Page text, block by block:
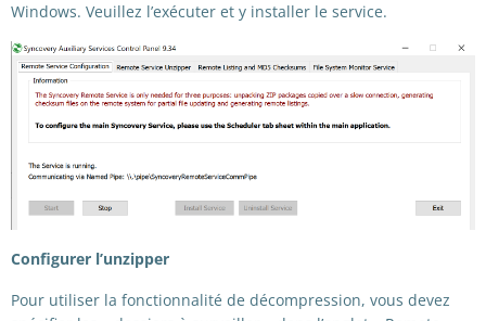
Windows. Veuillez l’exécuter et y installer le service.
Configurer l’unzipper
Pour utiliser la fonctionnalité de décompression, vous devez